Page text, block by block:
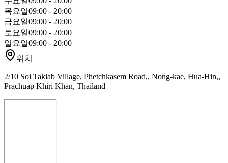
목요일09:00 - 20:00
금요일09:00 - 20:00
토요일09:00 - 20:00
일요일09:00 - 20:00
위치
2/10 Soi Takiab Village, Phetchkasem Road,, Nong-kae, Hua-Hin,,
Prachuap Khiri Khan, Thailand